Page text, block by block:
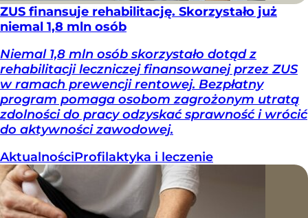
ZUS finansuje rehabilitację. Skorzystało już
niemal 1,8 mln osób
Niemal 1,8 mln osób skorzystało dotąd z
rehabilitacji leczniczej finansowanej przez ZUS
w ramach prewencji rentowej. Bezpłatny
program pomaga osobom zagrożonym utratą
zdolności do pracy odzyskać sprawność i wrócić
do aktywności zawodowej.
AktualnościProfilaktyka i leczenie